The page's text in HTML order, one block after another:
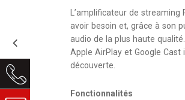
L’amplificateur de
avoir besoin et, grâce à son
audio de la plus haute
Apple AirPlay et Google
découverte.
Fonctionnalités